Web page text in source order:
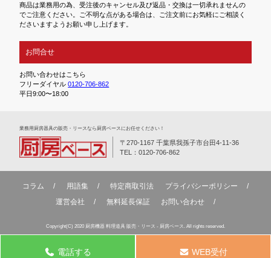
商品は業務用の為、受注後のキャンセル及び返品・交換は一切承れませんの
でご注意ください。ご不明な点がある場合は、ご注文前にお気軽にご相談く
ださいますようお願い申し上げます。
お問合せ
お問い合わせはこちら
フリーダイヤル0120-706-862
平日9:00〜18:00
業務⽤厨房器具の販売・リースなら厨房ベースにお任せください！
〒270-1167 千葉県我孫子市台田4-11-36
TEL：0120-706-862
コラム 用語集 特定商取引法
プライバシーポリシー
運営会社
無料延⻑保証 お問い合わせ
Copyright(C) 2020 厨房機器 料理道具 販売・リース - 厨房ベース. All rights reserved.
電話する WEB受付